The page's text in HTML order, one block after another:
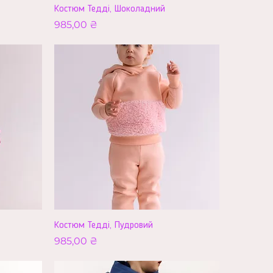
Костюм Тедді, Шоколадний
Ціна
985,00 ₴
Костюм Тедді, Пудровий
Ціна
985,00 ₴